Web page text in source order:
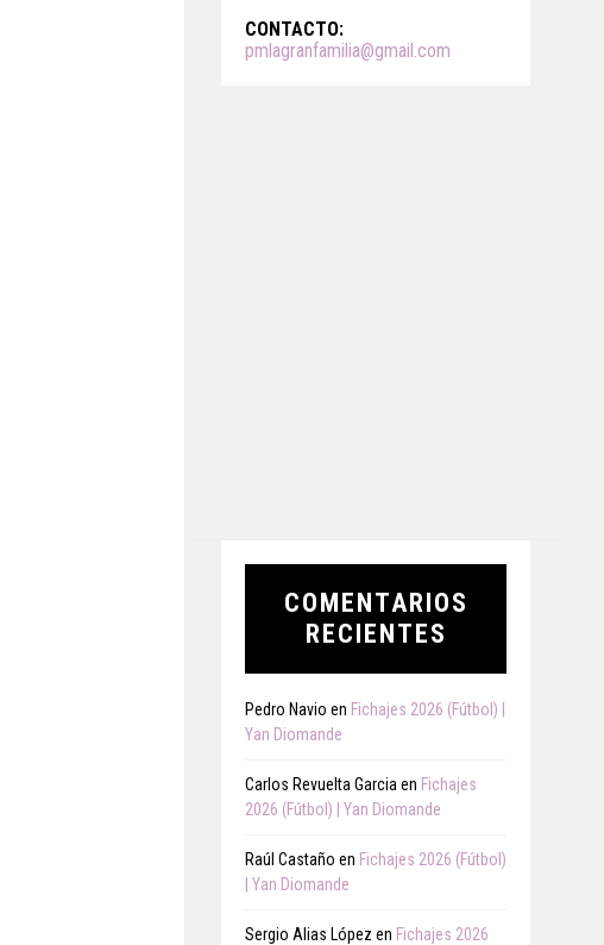
CONTACTO:
pmlagranfamilia@gmail.com
COMENTARIOS
RECIENTES
Pedro Navio en Fichajes 2026 (Fútbol) |
Yan Diomande
Carlos Revuelta Garcia en Fichajes
2026 (Fútbol) | Yan Diomande
Raúl Castaño en Fichajes 2026 (Fútbol)
| Yan Diomande
Sergio Alias López en Fichajes 2026